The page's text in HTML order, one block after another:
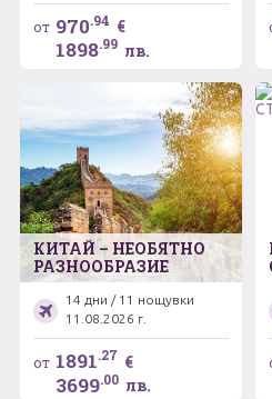
от 970.94 €
1898.99 лв.
КИТАЙ – НЕОБЯТНО
РАЗНООБРАЗИЕ
14 дни / 11 нощувки
11.08.2026 г.
от 1891.27 €
3699.00 лв.